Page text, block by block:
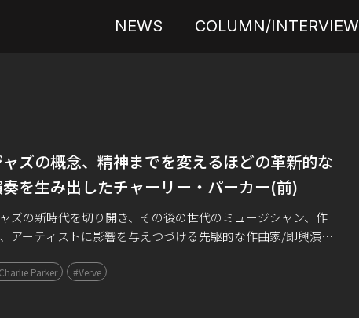
NEWS COLUMN/INTERVIEW
ズの概念、精神までを変えるほどの革新的な
を生み出したチャーリー・パーカー(前)
ズの新時代を切り開き、その後の世代のミュージシャン、作
アーティストに影響を与えつづける先駆的な作曲家/即興演奏
、バードの軌跡、その偉大なる所以を […]
Parker #Verve